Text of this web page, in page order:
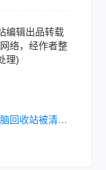
编辑出品转载
络，经作者整
理)
站被清空如何找回？这3个方法记得收藏!！